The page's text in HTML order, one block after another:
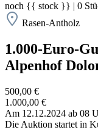
noch {{ stock }} | 0
Rasen-Antholz
1.000-Euro-
Alpenhof
500,00 €
1.000,00 €
Am 12.12.2024 ab 08
Die Auktion startet in